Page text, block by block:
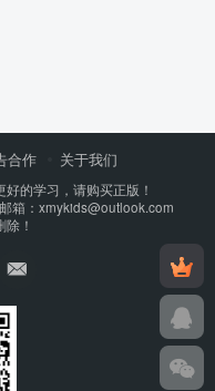
合作 关于我们
的学习，请购买正版！
箱：xmykids@outlook.com
！